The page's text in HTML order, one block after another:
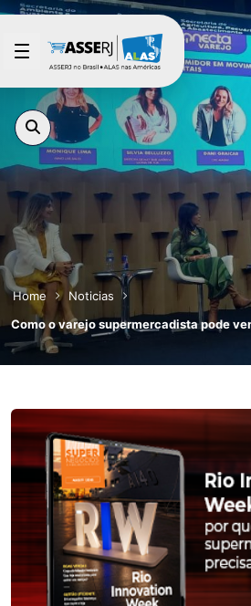
Saltar al contenido principal
Home
Noticias
Como o varejo supermercadista pode